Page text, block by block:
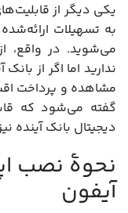
یکی دیگر از
به تسهیلات
می‌شوید. در واقع،
ندارید اما اگر از
مشاهده و پرداخت
گفته می‌شود که
دیجیتال بانک آینده
نحوۀ نصب
آیفون